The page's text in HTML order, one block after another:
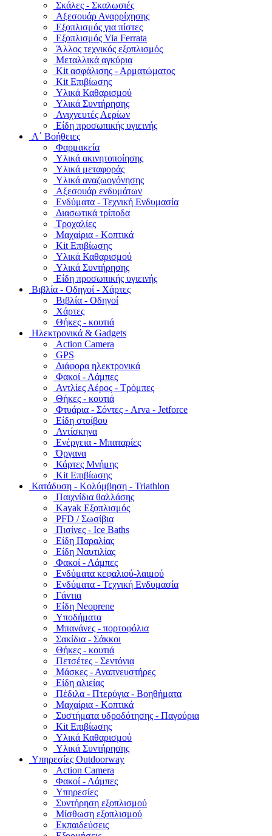
Σκάλες - Σκαλωσιές
Αξεσουάρ Αναρρίχησης
Εξοπλισμός για πίστες
Εξοπλισμός Via Ferrata
Άλλος τεχνικός εξοπλισμός
Μεταλλικά αγκύρια
Kit ασφάλισης - Αρματώματος
Kit Επιβίωσης
Υλικά Καθαρισμού
Υλικά Συντήρησης
Ανιχνευτές Αερίων
Είδη προσωπικής υγιεινής
Α΄ Βοήθειες
Φαρμακεία
Υλικά ακινητοποίησης
Υλικά μεταφοράς
Υλικά αναζωογόνησης
Αξεσουάρ ενδυμάτων
Ενδύματα - Τεχνική Ενδυμασία
Διασωτικά τρίποδα
Τροχαλίες
Μαχαίρια - Κοπτικά
Kit Επιβίωσης
Υλικά Καθαρισμού
Υλικά Συντήρησης
Είδη προσωπικής υγιεινής
Bιβλία - Οδηγοί - Χάρτες
Βιβλία - Οδηγοί
Χάρτες
Θήκες - κουτιά
Ηλεκτρονικά & Gadgets
Action Camera
GPS
Διάφορα ηλεκτρονικά
Φακοί - Λάμπες
Αντλίες Αέρος - Τρόμπες
Θήκες - κουτιά
Φτυάρια - Σόντες - Arva - Jetforce
Είδη στοίβου
Αντίσκηνα
Ενέργεια - Μπαταρίες
Όργανα
Κάρτες Μνήμης
Kit Επιβίωσης
Κατάδυση - Κολύμβηση - Triathlon
Παιχνίδια θαλλάσης
Kayak Εξοπλισμός
PFD / Σωσίβια
Πισίνες - Ice Baths
Είδη Παραλίας
Είδη Ναυτιλίας
Φακοί - Λάμπες
Ενδύματα κεφαλιού-λαιμού
Ενδύματα - Τεχνική Ενδυμασία
Γάντια
Είδη Neoprene
Υποδήματα
Μπανάνες - πορτοφόλια
Σακίδια - Σάκκοι
Θήκες - κουτιά
Πετσέτες - Σεντόνια
Μάσκες - Αναπνευστήρες
Είδη αλιείας
Πέδιλα - Πτερύγια - Βοηθήματα
Μαχαίρια - Κοπτικά
Συστήματα υδροδότησης - Παγούρια
Kit Επιβίωσης
Υλικά Καθαρισμού
Υλικά Συντήρησης
Υπηρεσίες Outdoorway
Action Camera
Φακοί - Λάμπες
Υπηρεσίες
Συντήρηση εξοπλισμού
Μίσθωση εξοπλισμού
Εκπαιδεύσεις